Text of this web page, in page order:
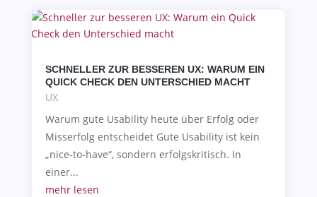
SCHNELLER ZUR BESSEREN UX: WARUM EIN
QUICK CHECK DEN UNTERSCHIED MACHT
UX
Warum gute Usability heute über Erfolg oder
Misserfolg entscheidet Gute Usability ist kein
„nice-to-have“, sondern erfolgskritisch. In
einer...
mehr lesen